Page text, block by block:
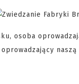
osoba